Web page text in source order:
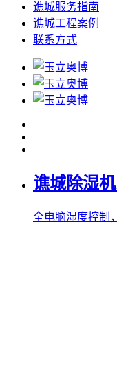
谯城服务指南
谯城工程案例
联系方式
谯城除湿
全电脑湿度控制